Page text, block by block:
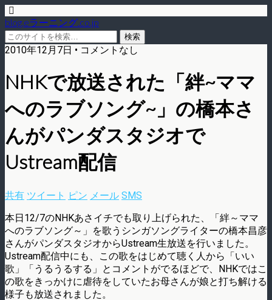
blog.eラーニング.co.jp
2010年12月7日 • コメントなし
NHKで放送された「絆~ママ
へのラブソング~」の橋本さ
んがパンダスタジオで
Ustream配信
共有 ツイート ピン メール SMS
本日12/7のNHKあさイチでも取り上げられた、「絆～ママ
へのラブソング～」を歌うシンガソングライターの橋本昌彦
さんがパンダスタジオからUstream生放送を行いました。
Ustream配信中にも、この歌をはじめて聴く人から「いい
歌」「うるうるする」とコメントがでるほどで、NHKではこ
の歌をきっかけに虐待をしていたお母さんが娘と打ち解ける
様子も放送されました。